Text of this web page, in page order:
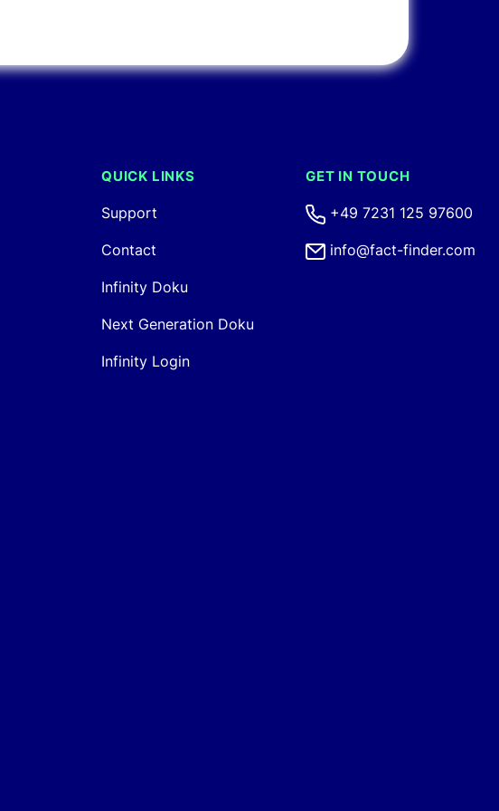
Support
QUICK LINKS
Support
Contact
Infinity Doku
Next Generation Doku
Infinity Login
GET IN TOUCH
+49 7231 125 97600
info@fact-finder.com